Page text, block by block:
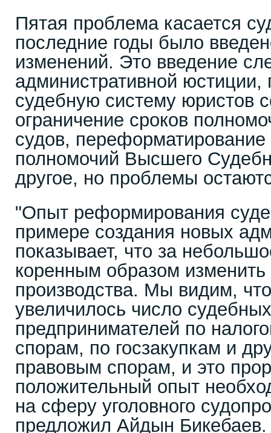
Пятая проблема касается
последние годы было
изменений. Это введение
административной юстиции,
судебную систему юристов
ограничение сроков
судов, переформатирование
полномочий Высшего
другое, но проблемы
"Опыт реформирования
примере создания новых
показывает, что за
коренным образом изменить
производства. Мы видим,
увеличилось число
предпринимателей по
спорам, по госзакупкам и
правовым спорам, и это
положительный опыт
на сферу уголовного
предложил Айдын Бикебаев.